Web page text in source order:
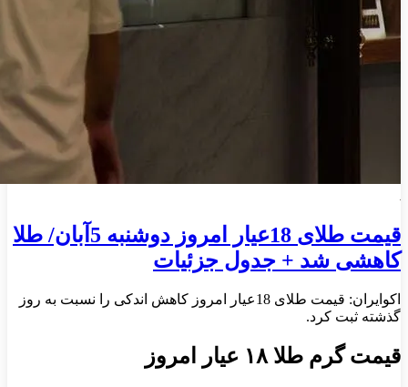
قیمت طلای 18عیار امروز دوشنبه 5آبان/ طلا
کاهشی شد + جدول جزئیات
اکوایران: قیمت طلای 18عیار امروز کاهش اندکی را نسبت به روز
گذشته ثبت کرد.
قیمت گرم طلا ۱۸ عیار امروز